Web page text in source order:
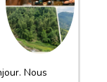
Nous